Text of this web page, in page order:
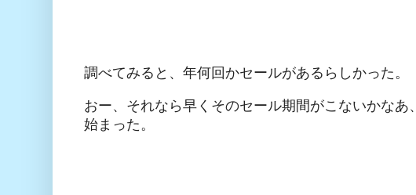
調べてみると、年何回かセールがあるらしかった。
おー、それなら早くそのセール期間がこないかなあ
始まった。